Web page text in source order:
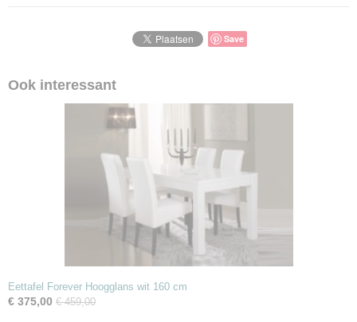
Save
Ook interessant
Eettafel Forever Hoogglans wit 160 cm
€ 375,00 € 459,00